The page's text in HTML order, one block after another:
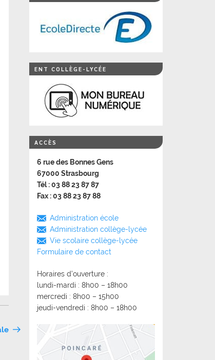
ENT COLLÈGE-LYCÉE
ACCÈS
6 rue des Bonnes Gens
67000 Strasbourg
Tél : 03 88 23 87 87
Fax : 03 88 23 87 88
Administration école
Administration collège-lycée
Vie scolaire collège-lycée
Formulaire de contact
Horaires d’ouverture :
lundi-mardi : 8h00 – 18h00
mercredi : 8h00 – 15h00
jeudi-vendredi : 8h00 – 18h00